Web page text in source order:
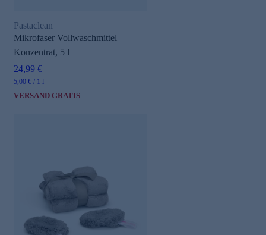
Pastaclean
Mikrofaser Vollwaschmittel
Konzentrat, 5 l
24,99 €
5,00 € / 1 l
VERSAND GRATIS